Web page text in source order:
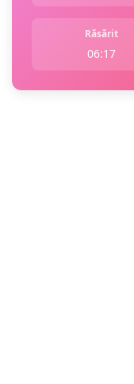
Răsărit
06:17